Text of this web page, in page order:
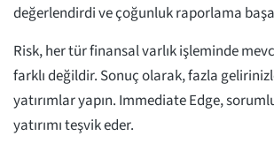
değerlendirdi ve çoğunluk raporlama
Risk, her tür finansal varlık işleminde
farklı değildir. Sonuç olarak, fazla
yatırımlar yapın. Immediate Edge,
yatırımı teşvik eder.